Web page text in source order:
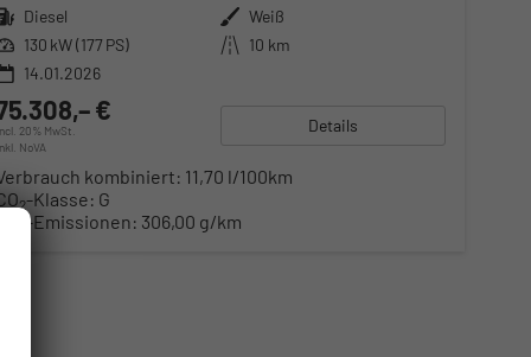
Kraftstoff Diesel Außenfarbe Weiß
Leistung 130 kW (177 PS) Kilometerstand 10 km
14.01.2026
€
20% MwSt.
NoVA
Details
kombiniert: 11,70 l/100km
2-Klasse: G
-Emissionen: 306,00 g/km